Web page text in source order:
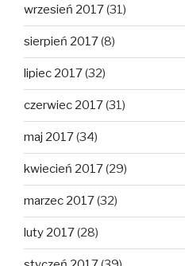
wrzesień 2017(31)
sierpień 2017(8)
lipiec 2017(32)
czerwiec 2017(31)
maj 2017(34)
kwiecień 2017(29)
marzec 2017(32)
luty 2017(28)